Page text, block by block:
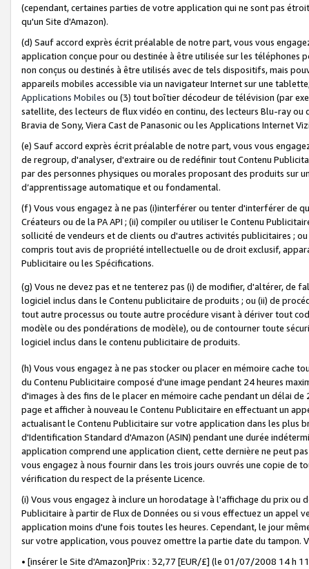
(cependant, certaines parties de votre application qui ne sont pas
qu'un Site d'Amazon).
(d) Sauf accord exprès écrit préalable de notre part, vous vous
application conçue pour ou destinée à être utilisée sur les téléphones
non conçus ou destinés à être utilisés avec de tels dispositifs, mais
appareils mobiles accessible via un navigateur Internet sur une
Applications Mobiles ou (3) tout boîtier décodeur de télévision (par
satellite, des lecteurs de flux vidéo en continu, des lecteurs Blu-ray
Bravia de Sony, Viera Cast de Panasonic ou les Applications Internet
(e) Sauf accord exprès écrit préalable de notre part, vous vous
de regroup, d'analyser, d'extraire ou de redéfinir tout Contenu
par des personnes physiques ou morales proposant des produits sur
d’apprentissage automatique et ou fondamental.
(f) Vous vous engagez à ne pas (i)interférer ou tenter d'interférer de
Créateurs ou de la PA API ; (ii) compiler ou utiliser le Contenu
sollicité de vendeurs et de clients ou d'autres activités publicitaires ;
compris tout avis de propriété intellectuelle ou de droit exclusif,
Publicitaire ou les Spécifications.
(g) Vous ne devez pas et ne tenterez pas (i) de modifier, d'altérer, de
logiciel inclus dans le Contenu publicitaire de produits ; ou (ii) de
tout autre processus ou toute autre procédure visant à dériver tout
modèle ou des pondérations de modèle), ou de contourner toute
logiciel inclus dans le contenu publicitaire de produits.
(h) Vous vous engagez à ne pas stocker ou placer en mémoire cache
du Contenu Publicitaire composé d'une image pendant 24 heures
d'images à des fins de le placer en mémoire cache pendant un délai
page et afficher à nouveau le Contenu Publicitaire en effectuant un
actualisant le Contenu Publicitaire sur votre application dans les plus
d'Identification Standard d'Amazon (ASIN) pendant une durée
application comprend une application client, cette dernière ne peut
vous engagez à nous fournir dans les trois jours ouvrés une copie de
vérification du respect de la présente Licence.
(i) Vous vous engagez à inclure un horodatage à l'affichage du prix
Publicitaire à partir de Flux de Données ou si vous effectuez un appel
application moins d'une fois toutes les heures. Cependant, le jour
sur votre application, vous pouvez omettre la partie date du tampon.
• [insérer le Site d'Amazon]Prix : 32,77 [EUR/£] (le 01/07/2008 14 h